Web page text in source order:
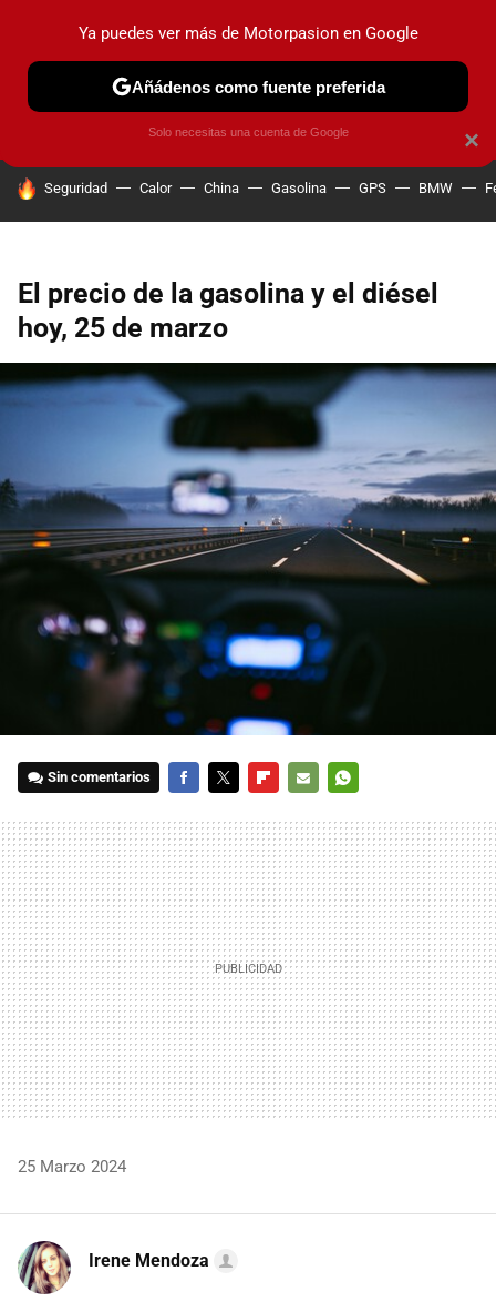
PRUEBAS COCHES ELÉCTRICOS OBSERVATORIO
HOY SE HABLA DE
Seguridad Calor China Gasolina GPS BMW
El precio de la gasolina y el diésel
hoy, 25 de marzo
Sin comentarios
MAIL
25 Marzo 2024
Irene Mendoza
×
Ya puedes ver más de Motorpasion en Google
Añádenos como fuente preferida
Solo necesitas una cuenta de Google